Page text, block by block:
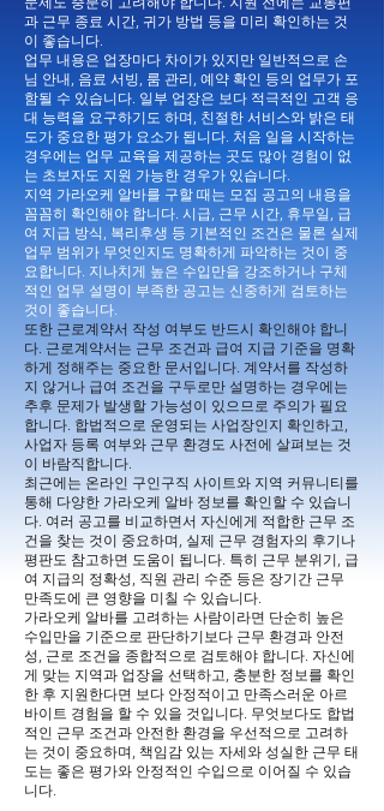
과 근무 종료 시간, 귀가 방법 등을 미리 확인하는 것
이 좋습니다.
업무 내용은 업장마다 차이가 있지만 일반적으로 손
님 안내, 음료 서빙, 룸 관리, 예약 확인 등의 업무가 포
함될 수 있습니다. 일부 업장은 보다 적극적인 고객 응
대 능력을 요구하기도 하며, 친절한 서비스와 밝은 태
도가 중요한 평가 요소가 됩니다. 처음 일을 시작하는
경우에는 업무 교육을 제공하는 곳도 많아 경험이 없
는 초보자도 지원 가능한 경우가 있습니다.
지역 가라오케 알바를 구할 때는 모집 공고의 내용을
꼼꼼히 확인해야 합니다. 시급, 근무 시간, 휴무일, 급
여 지급 방식, 복리후생 등 기본적인 조건은 물론 실제
업무 범위가 무엇인지도 명확하게 파악하는 것이 중
요합니다. 지나치게 높은 수입만을 강조하거나 구체
적인 업무 설명이 부족한 공고는 신중하게 검토하는
것이 좋습니다.
또한 근로계약서 작성 여부도 반드시 확인해야 합니
다. 근로계약서는 근무 조건과 급여 지급 기준을 명확
하게 정해주는 중요한 문서입니다. 계약서를 작성하
지 않거나 급여 조건을 구두로만 설명하는 경우에는
추후 문제가 발생할 가능성이 있으므로 주의가 필요
합니다. 합법적으로 운영되는 사업장인지 확인하고,
사업자 등록 여부와 근무 환경도 사전에 살펴보는 것
이 바람직합니다.
최근에는 온라인 구인구직 사이트와 지역 커뮤니티를
통해 다양한 가라오케 알바 정보를 확인할 수 있습니
다. 여러 공고를 비교하면서 자신에게 적합한 근무 조
건을 찾는 것이 중요하며, 실제 근무 경험자의 후기나
평판도 참고하면 도움이 됩니다. 특히 근무 분위기, 급
여 지급의 정확성, 직원 관리 수준 등은 장기간 근무
만족도에 큰 영향을 미칠 수 있습니다.
가라오케 알바를 고려하는 사람이라면 단순히 높은
수입만을 기준으로 판단하기보다 근무 환경과 안전
성, 근로 조건을 종합적으로 검토해야 합니다. 자신에
게 맞는 지역과 업장을 선택하고, 충분한 정보를 확인
한 후 지원한다면 보다 안정적이고 만족스러운 아르
바이트 경험을 할 수 있을 것입니다. 무엇보다도 합법
적인 근무 조건과 안전한 환경을 우선적으로 고려하
는 것이 중요하며, 책임감 있는 자세와 성실한 근무 태
도는 좋은 평가와 안정적인 수입으로 이어질 수 있습
니다.